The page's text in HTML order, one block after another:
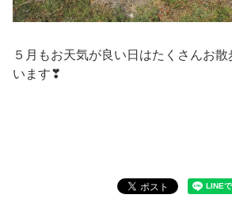
５月もお天気が良い日はたくさんお
います❣